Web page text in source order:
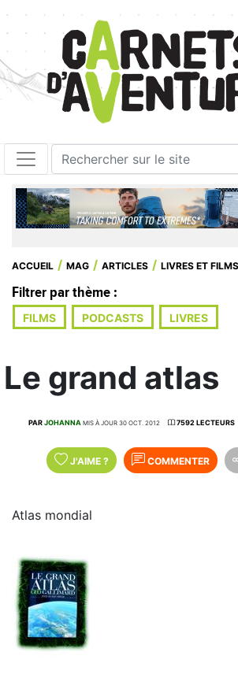
ACCUEIL MAG ARTICLES LIVRES ET FILMS
Filtrer par thème :
FILMS PODCASTS LIVRES
Le grand atlas
PARJOHANNA MIS À JOUR 30 OCT. 2012 7592 LECTEURS
J'AIME ? COMMENTER
Atlas mondial